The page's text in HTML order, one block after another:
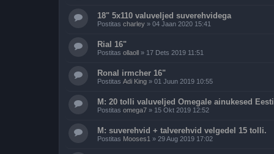
18" 5x110 valuveljed suverehvidega
Postitas charley » 04 Jaan 2020 15:41
Rial 16"
Postitas ollaoll » 17 Dets 2019 11:51
Ronal irmcher 16"
Postitas Adi King » 01 Juun 2019 10:55
M: 20 tolli valuveljed Omegale ainukesed
Postitas omega7 » 15 Okt 2019 12:52
M: suverehvid + talverehvid velgedel 15 tolli.
Postitas Mooses1 » 29 Aug 2019 17:02